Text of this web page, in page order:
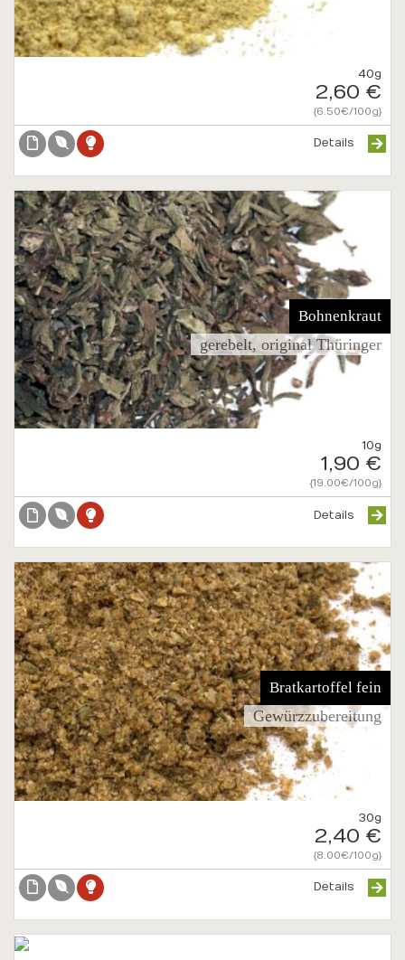
40g
2,60 €
{6.50€/100g}
Details
Bohnenkraut
gerebelt, original Thüringer
10g
1,90 €
{19.00€/100g}
Details
Bratkartoffel fein
Gewürzzubereitung
30g
2,40 €
{8.00€/100g}
Details